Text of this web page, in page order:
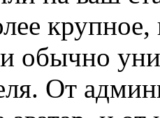
крупное,
и обычно
От